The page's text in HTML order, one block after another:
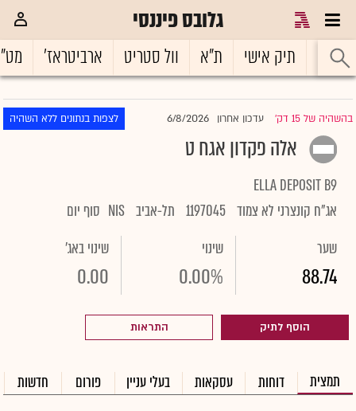
גלובס פיננסי
ראשי תיק אישי ת"א וול סטריט ארביטראז'
בהשהיה של 15 דק' |עדכון אחרון 6/8/2026 לצפות בנתונים ללא השהיה
אלה פקדון אגח ט
ELLA DEPOSIT B9
אג"ח קונצרני לא צמוד 1197045 תל-אביב NIS סוף יום
שער
88.74
שינוי
0.00%
שינוי באג'
0.00
הוסף לתיק התראות
תמצית דוחות עסקאות בעלי עניין פורום חדשות